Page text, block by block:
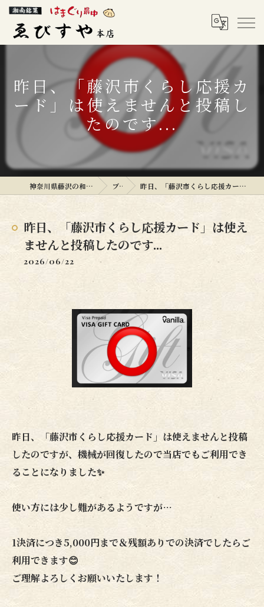
昨日、「藤沢市くらし応援カ
ード」は使えませんと投稿し
たのです...
神奈川県藤沢の和菓子ならゑびすや本店 ブログ 昨日、「藤沢市くらし応援カード」は使えませんと投稿したのです...
昨日、「藤沢市くらし応援カード」は使え
ませんと投稿したのです...
2026/06/22
昨日、「藤沢市くらし応援カード」は使えませんと投稿
したのですが、機械が回復したので当店でもご利用でき
ることになりました✨
使い方には少し難があるようですが…
1決済につき5,000円まで＆残額ありでの決済でしたらご
利用できます😊
ご理解よろしくお願いいたします！